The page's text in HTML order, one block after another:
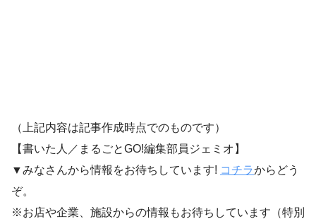
（上記内容は記事作成時点でのものです）
【書いた人／まるごとGO!編集部員ジェミオ】
▼みなさんから情報をお待ちしています! コチラからどう
ぞ。
※お店や企業、施設からの情報もお待ちしています（特別